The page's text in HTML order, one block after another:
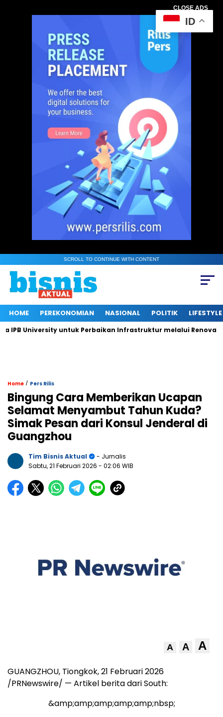
CLOSE ADS
SCROLL TO CONTINUE WITH CONTENT
HOME PEREKONOMIAN NASIONAL POLITIK LIFESTYLE
University untuk Perbaikan Infrastruktur melalui Renovasi
Home / Pers Rilis
Bingung Cara Memberikan Ucapan
Selamat Menyambut Tahun Kuda?
Simak Pesan dari Konsul Jenderal di
Guangzhou
Tim Bisnis Aktual
- Jurnalis
Sabtu, 21 Februari 2026 - 02:06 WIB
A A A
GUANGZHOU, Tiongkok, 21 Februari 2026
/PRNewswire/ — Artikel berita dari South:
&amp;amp;amp;amp;amp;nbsp;
ID